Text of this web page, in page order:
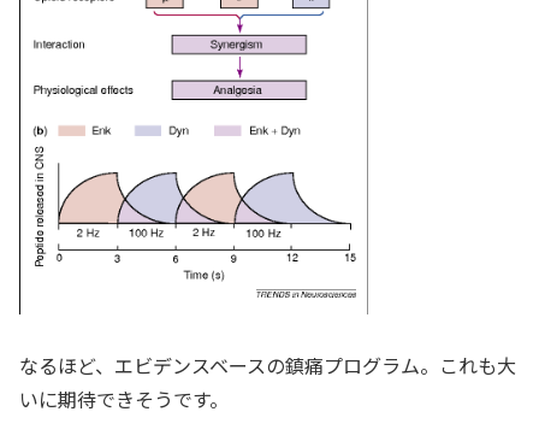
なるほど、エビデンスベースの鎮痛プログラム。これも大
いに期待できそうです。